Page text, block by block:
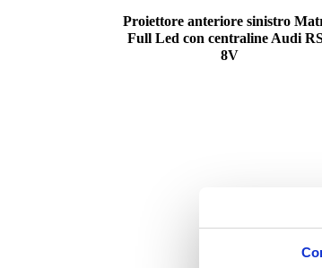
Proiettore anteriore sinistro
Full Led con centraline Audi
8V